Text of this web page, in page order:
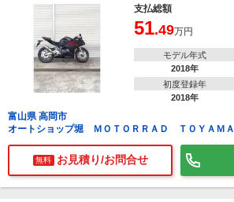
支払総額
51.49万円
モデル年式
2018年
初度登録年
2018年
富山県 高岡市
オートショップ堀 ＭＯＴＯＲＲＡＤ ＴＯＹＡＭＡ
無料 お見積り/お問合せ